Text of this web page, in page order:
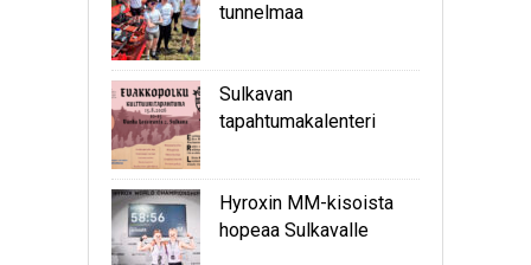
tunnelmaa
Sulkavan
tapahtumakalenteri
Hyroxin MM-kisoista
hopeaa Sulkavalle